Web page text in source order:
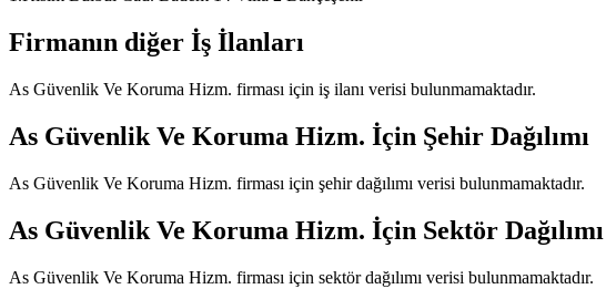
Firmanın diğer İş İlanları
As Güvenlik Ve Koruma Hizm. firması için iş ilanı verisi bulunmamaktadır.
As Güvenlik Ve Koruma Hizm. İçin Şehir Dağılımı
As Güvenlik Ve Koruma Hizm. firması için şehir dağılımı verisi bulunmamaktadır.
As Güvenlik Ve Koruma Hizm. İçin Sektör Dağılımı
As Güvenlik Ve Koruma Hizm. firması için sektör dağılımı verisi bulunmamaktadır.